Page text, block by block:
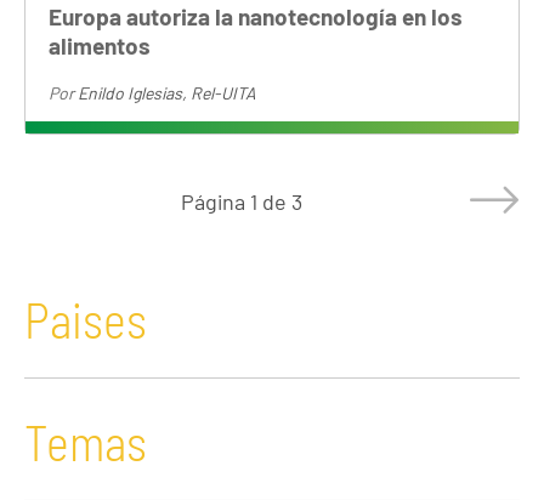
Europa autoriza la nanotecnología en los
alimentos
PorEnildo Iglesias, Rel-UITA
Página 1 de 3
Paises
Temas